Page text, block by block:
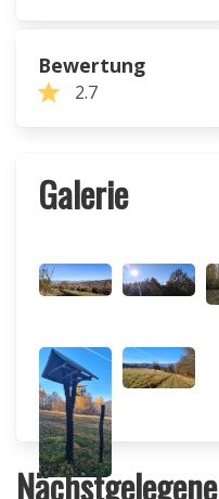
Bewertung
2.7
Galerie